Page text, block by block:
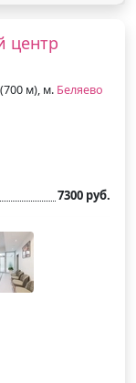
центр
(700 м), м. Беляево
7300 руб.